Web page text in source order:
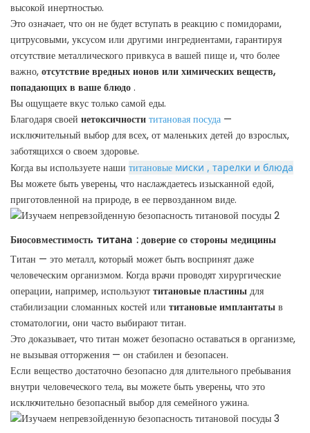
высокой инертностью.
Это означает, что он не будет вступать в реакцию с помидорами,
цитрусовыми, уксусом или другими ингредиентами, гарантируя
отсутствие металлического привкуса в вашей пище и, что более
важно, отсутствие вредных ионов или химических веществ,
попадающих в ваше блюдо .
Вы ощущаете вкус только самой еды.
Благодаря своей нетоксичности титановая посуда —
исключительный выбор для всех, от маленьких детей до взрослых,
заботящихся о своем здоровье.
Когда вы используете наши титановые миски , тарелки и блюда
Вы можете быть уверены, что наслаждаетесь изысканной едой,
приготовленной на природе, в ее первозданном виде.
Биосовместимость титана : доверие со стороны медицины
Титан — это металл, который может быть воспринят даже
человеческим организмом. Когда врачи проводят хирургические
операции, например, используют титановые пластины для
стабилизации сломанных костей или титановые имплантаты в
стоматологии, они часто выбирают титан.
Это доказывает, что титан может безопасно оставаться в организме,
не вызывая отторжения — он стабилен и безопасен.
Если вещество достаточно безопасно для длительного пребывания
внутри человеческого тела, вы можете быть уверены, что это
исключительно безопасный выбор для семейного ужина.